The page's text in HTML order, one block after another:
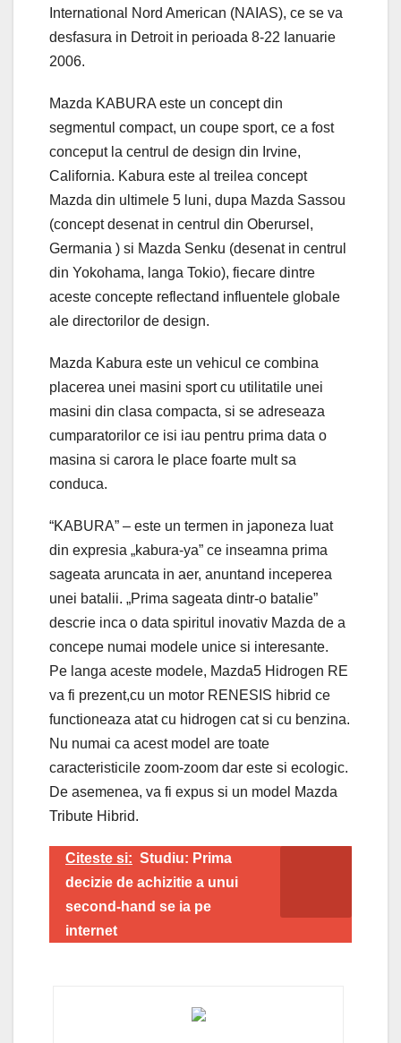
International Nord American (NAIAS), ce se va
desfasura in Detroit in perioada 8-22 Ianuarie
2006.
Mazda KABURA este un concept din
segmentul compact, un coupe sport, ce a fost
conceput la centrul de design din Irvine,
California. Kabura este al treilea concept
Mazda din ultimele 5 luni, dupa Mazda Sassou
(concept desenat in centrul din Oberursel,
Germania ) si Mazda Senku (desenat in centrul
din Yokohama, langa Tokio), fiecare dintre
aceste concepte reflectand influentele globale
ale directorilor de design.
Mazda Kabura este un vehicul ce combina
placerea unei masini sport cu utilitatile unei
masini din clasa compacta, si se adreseaza
cumparatorilor ce isi iau pentru prima data o
masina si carora le place foarte mult sa
conduca.
“KABURA” – este un termen in japoneza luat
din expresia „kabura-ya” ce inseamna prima
sageata aruncata in aer, anuntand inceperea
unei batalii. „Prima sageata dintr-o batalie”
descrie inca o data spiritul inovativ Mazda de a
concepe numai modele unice si interesante.
Pe langa aceste modele, Mazda5 Hidrogen RE
va fi prezent,cu un motor RENESIS hibrid ce
functioneaza atat cu hidrogen cat si cu benzina.
Nu numai ca acest model are toate
caracteristicile zoom-zoom dar este si ecologic.
De asemenea, va fi expus si un model Mazda
Tribute Hibrid.
Citeste si: Studiu: Prima
decizie de achizitie a unui
second-hand se ia pe
internet